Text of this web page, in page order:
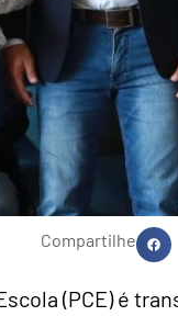
Compartilhe
(PCE) é